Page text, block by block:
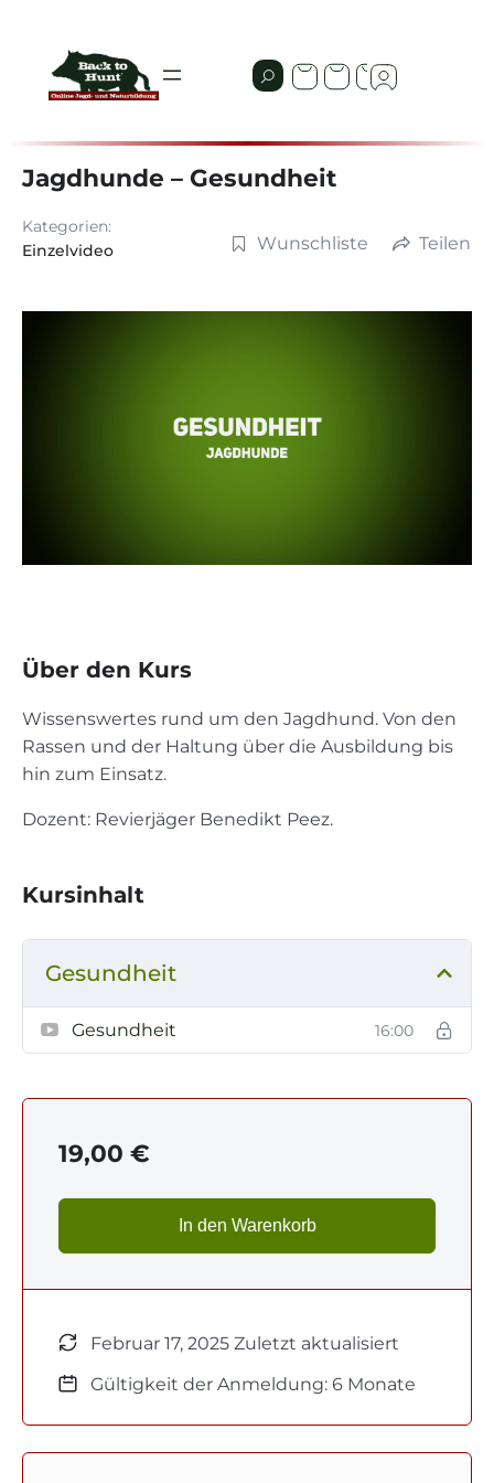
Jagdhunde – Gesundheit
Kategorien:
Einzelvideo
Wunschliste Teilen
Über den Kurs
Wissenswertes rund um den Jagdhund. Von den
Rassen und der Haltung über die Ausbildung bis
hin zum Einsatz.
Dozent: Revierjäger Benedikt Peez.
Kursinhalt
Gesundheit
Gesundheit 16:00
19,00 €
In den Warenkorb
Februar 17, 2025 Zuletzt aktualisiert
Gültigkeit der Anmeldung: 6 Monate